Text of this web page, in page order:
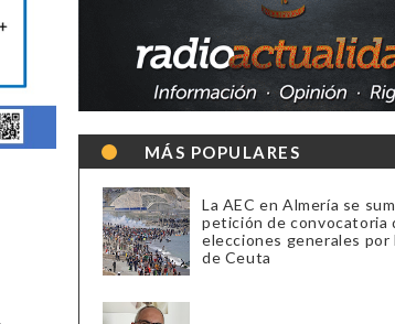
MÁS POPULARES
La AEC en Almería se
petición de convocatoria
elecciones generales por
de Ceuta